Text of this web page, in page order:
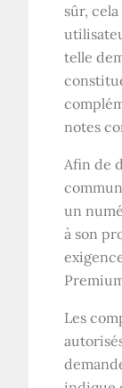
sûr,
telle
notes
Afin de
un
à son
Les